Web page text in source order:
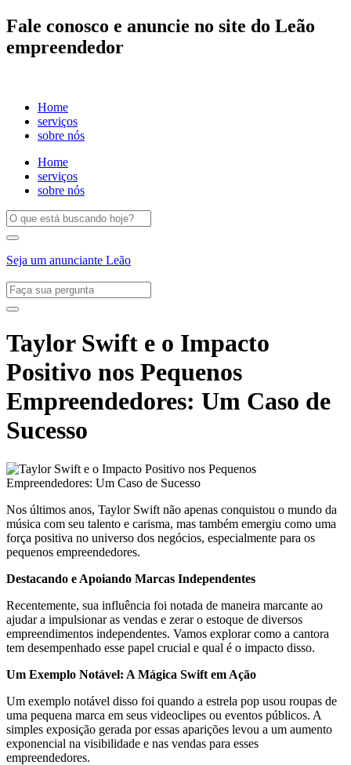
Fale conosco e anuncie no site do Leão
empreendedor
Home
serviços
sobre nós
Home
serviços
sobre nós
Seja um anunciante Leão
Taylor Swift e o Impacto
Positivo nos Pequenos
Empreendedores: Um Caso de
Sucesso
Nos últimos anos, Taylor Swift não apenas conquistou o mundo da
música com seu talento e carisma, mas também emergiu como uma
força positiva no universo dos negócios, especialmente para os
pequenos empreendedores.
Destacando e Apoiando Marcas Independentes
Recentemente, sua influência foi notada de maneira marcante ao
ajudar a impulsionar as vendas e zerar o estoque de diversos
empreendimentos independentes. Vamos explorar como a cantora
tem desempenhado esse papel crucial e qual é o impacto disso.
Um Exemplo Notável: A Mágica Swift em Ação
Um exemplo notável disso foi quando a estrela pop usou roupas de
uma pequena marca em seus videoclipes ou eventos públicos. A
simples exposição gerada por essas aparições levou a um aumento
exponencial na visibilidade e nas vendas para esses
empreendedores.